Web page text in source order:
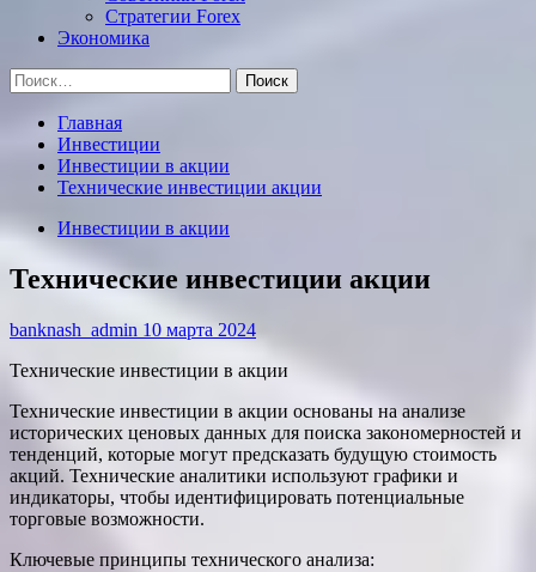
Стратегии Forex
Экономика
Найти:
Главная
Инвестиции
Инвестиции в акции
Технические инвестиции акции
Инвестиции в акции
Технические инвестиции акции
banknash_admin 10 марта 2024
Технические инвестиции в акции
Технические инвестиции в акции основаны на анализе
исторических ценовых данных для поиска закономерностей и
тенденций, которые могут предсказать будущую стоимость
акций. Технические аналитики используют графики и
индикаторы, чтобы идентифицировать потенциальные
торговые возможности.
Ключевые принципы технического анализа: